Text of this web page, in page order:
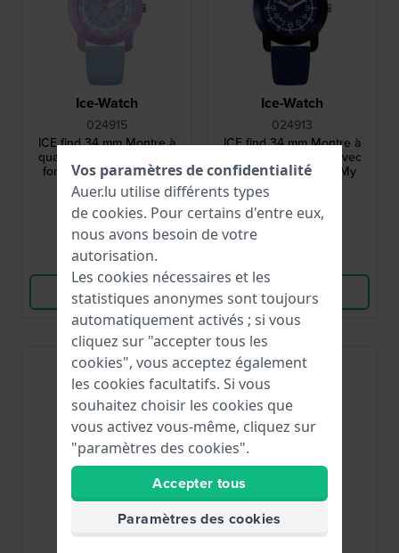
Ice-Watch
024915
ICE find 34 mm Montre à
quartz pour enfants avec
fonction Apple Find My
99,00 €
● En stock
Comparer
Voir les produits
Ice-Watch
024913
ICE find 34 mm Montre à
quartz pour enfants avec
fonction Apple Find My
99,00 €
● En stock
Voir les produits
Ice-Watch Ice-Watch
Vos paramètres de confidentialité
Auer.lu utilise différents types
de cookies. Pour certains d'entre eux,
nous avons besoin de votre
autorisation.
Les cookies nécessaires et les
statistiques anonymes sont toujours
automatiquement activés ; si vous
cliquez sur "accepter tous les
cookies", vous acceptez également
les cookies facultatifs. Si vous
souhaitez choisir les cookies que
vous activez vous-même, cliquez sur
"paramètres des cookies".
Accepter tous
Paramètres des cookies